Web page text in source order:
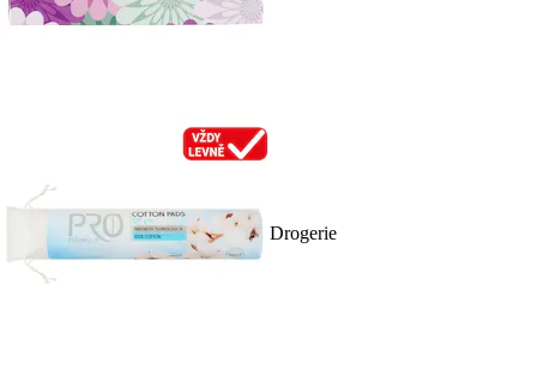
Drogerie